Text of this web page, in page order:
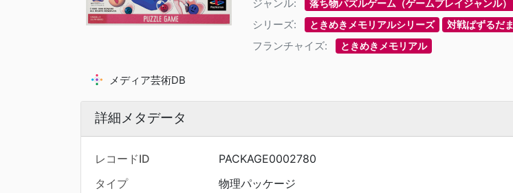
ジャンル: 落ち物パズルゲーム（ゲームプレイジャンル）
シリーズ: ときめきメモリアルシリーズ 対戦ぱずるだま
フランチャイズ: ときめきメモリアル
メディア芸術DB
詳細メタデータ
レコードID
PACKAGE0002780
タイプ
物理パッケージ